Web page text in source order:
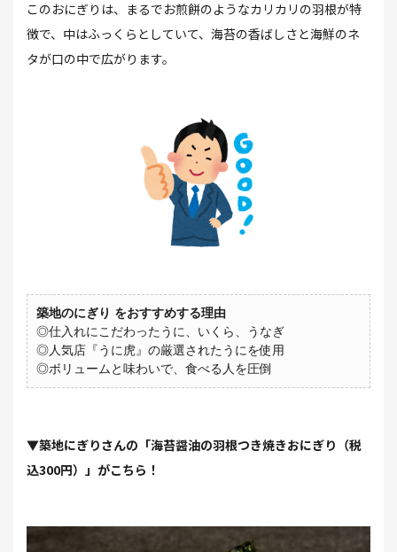
このおにぎりは、まるでお煎餅のようなカリカリの羽根が特
徴で、中はふっくらとしていて、海苔の香ばしさと海鮮のネ
タが口の中で広がります。
築地のにぎり をおすすめする理由
◎仕入れにこだわったうに、いくら、うなぎ
◎人気店『うに⻁』の厳選されたうにを使用
◎ボリュームと味わいで、食べる人を圧倒
▼築地にぎりさんの「海苔醤油の⽻根つき焼きおにぎり（税
込300円）」がこちら！